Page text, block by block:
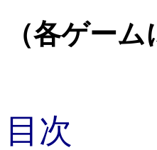
（各ゲーム
目次